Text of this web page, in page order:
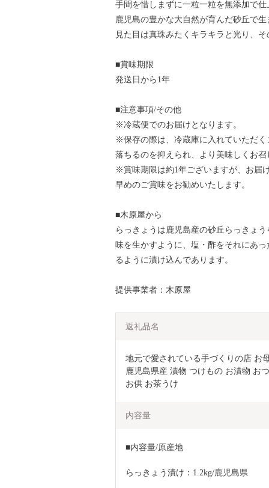
手間を惜しまずに一粒一粒を無添加で
鹿児島の豊かな大自然が育んだ砂丘で
見た目は真珠みたくキラキラと光り、
■賞味期限
発送日から1年
■注意事項/その他
※冷蔵便でのお届けとなります。
※保存の際は、冷蔵庫に入れていただ
落ちるのを抑えられ、より美味しくお
※賞味期限は約1年ございますが、お届
早めのご賞味をお勧めいたします。
■木原屋から
らっきょうは鹿児島産の砂丘らっきょ
味を生かすように、塩・酢をそれにあ
るように漬け込んであります。
提供事業者：木原屋
返礼品名
地元で愛されている手づくりの店 お
鹿児島県産 漬物 つけもの お漬物 お
お供 お茶うけ
内容量
■内容量/原産地
らっきょう漬け：1.2kg/鹿児島県